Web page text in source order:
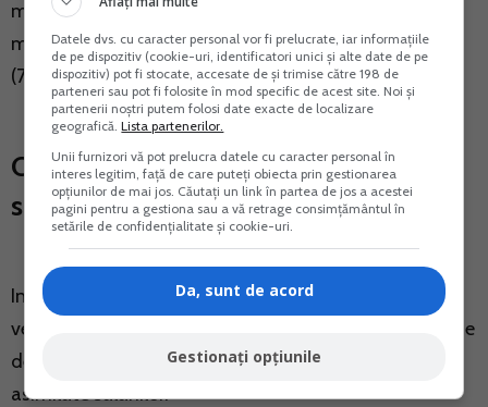
minime brute pe tara baza de calcul nu poate fi mai
mica de 24 salarii de baza minime brute pe tara
(72.000 lei).
Contributia de asigurari sociale de
sanatate (CASS)
In cazul acestei contributii, trebuie sa fie avute in
vedere la stabilirea plafonului, toate veniturile realizate
de persoana fizica cu exceptia celor din salarii si
asimilate salariilor.
Datele dvs. cu caracter personal vor fi prelucrate, iar informațiile
de pe dispozitiv (cookie-uri, identificatori unici și alte date de pe
dispozitiv) pot fi stocate, accesate de și trimise către 198 de
parteneri sau pot fi folosite în mod specific de acest site. Noi și
partenerii noștri putem folosi date exacte de localizare
geografică.Lista partenerilor.
Unii furnizori vă pot prelucra datele cu caracter personal în
interes legitim, față de care puteți obiecta prin gestionarea
opțiunilor de mai jos. Căutați un link în partea de jos a acestei
pagini pentru a gestiona sau a vă retrage consimțământul în
setările de confidențialitate și cookie-uri.
Da, sunt de acord
Gestionați opțiunile